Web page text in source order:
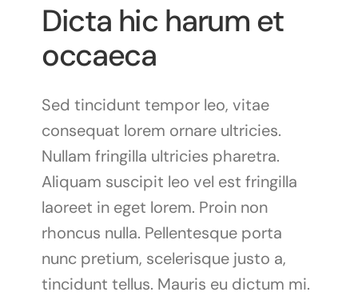
Dicta hic harum et
occaeca
Sed tincidunt tempor leo, vitae
consequat lorem ornare ultricies.
Nullam fringilla ultricies pharetra.
Aliquam suscipit leo vel est fringilla
laoreet in eget lorem. Proin non
rhoncus nulla. Pellentesque porta
nunc pretium, scelerisque justo a,
tincidunt tellus. Mauris eu dictum mi.